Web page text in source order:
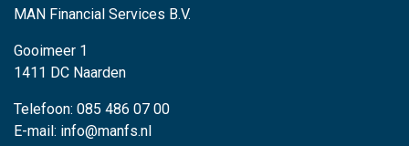
MAN Financial Services B.V.
Gooimeer 1
1411 DC Naarden
Telefoon: 085 486 07 00
E-mail: info@manfs.nl